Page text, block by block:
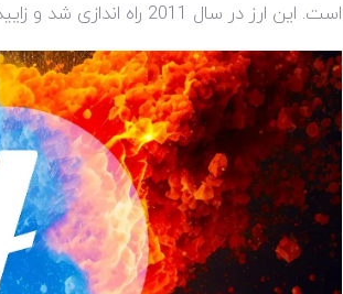
است. این ارز در سال 2011 راه اندازی شد و زاییده فکر چارلی لی فارغ التحصیل سابق